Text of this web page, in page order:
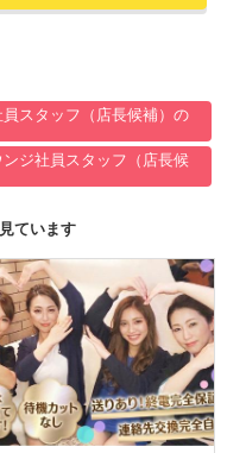
スタッフ（店長候補）の
ジ社員スタッフ（店長候
ています